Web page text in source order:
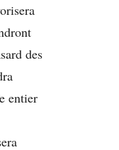
des
entier